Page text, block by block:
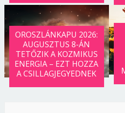
OROSZLÁNKAPU 2026:
AUGUSZTUS 8-ÁN
TETŐZIK A KOZMIKUS
ENERGIA – EZT HOZZA
A CSILLAGJEGYEDNEK